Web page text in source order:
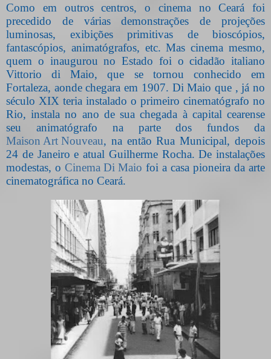
Como em outros centros, o cinema no Ceará foi
precedido de várias demonstrações de projeções
luminosas, exibições primitivas de bioscópios,
fantascópios, animatógrafos, etc. Mas cinema mesmo,
quem o inaugurou no Estado foi o cidadão italiano
Vittorio di Maio, que se tornou conhecido em
Fortaleza, aonde chegara em 1907. Di Maio que , já no
século XIX teria instalado o primeiro cinematógrafo no
Rio, instala no ano de sua chegada à capital cearense
seu animatógrafo na parte dos fundos da
Maison Art Nouveau, na então Rua Municipal, depois
24 de Janeiro e atual Guilherme Rocha. De instalações
modestas, o Cinema Di Maio foi a casa pioneira da arte
cinematográfica no Ceará.